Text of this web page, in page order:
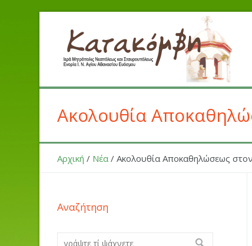
Ακολουθία
Αρχική / Νέα /Ακολουθία Αποκαθηλώσεως
Αναζήτηση